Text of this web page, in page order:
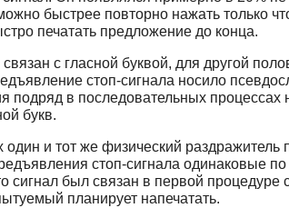
быстрее повторно нажать только
печатать предложение до конца.
с гласной буквой, для другой
стоп-сигнала носило
подряд в последовательных
букв.
и тот же физический
стоп-сигнала одинаковые
сигнал был связан в первой
планирует напечатать.